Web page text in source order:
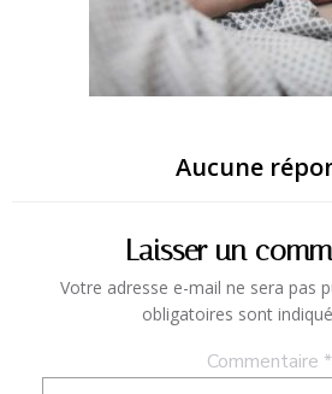
Aucune
Laisser un
Votre adresse e-mail ne sera pas
obligatoires sont
Commentaire *